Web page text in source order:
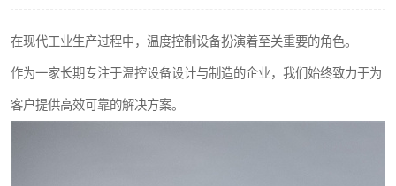
在现代工业生产过程中，温度控制设备扮演着至关重要的角色。
作为一家长期专注于温控设备设计与制造的企业，我们始终致力于为
客户提供高效可靠的解决方案。